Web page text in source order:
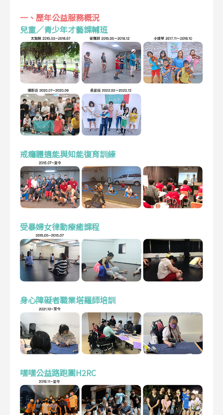
一、歷年公益服務概況
兒童／青少年才藝課輔班
戒癮體適能與知能復育訓練
受暴婦女律動療癒課程
身心障礙者職業塔羅師培訓
嘿嘿公益路跑團H2RC